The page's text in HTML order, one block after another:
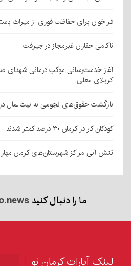
فراخوان برای حفاظت فوری از میراث
ناکامی حفاران غیرمجاز در جیرفت
آغاز خدمت‌رسانی موکب درمانی شهدای
کربلای معلی
بازگشت حقوق‌های نجومی به بیت‌المال
کودکان کار در کرمان ۳۰ درصد کمتر شدند
تنش آبی مراکز شهرستان‌های کرمان
ما را دنبال کنید
لینک آپارات کرمان نو